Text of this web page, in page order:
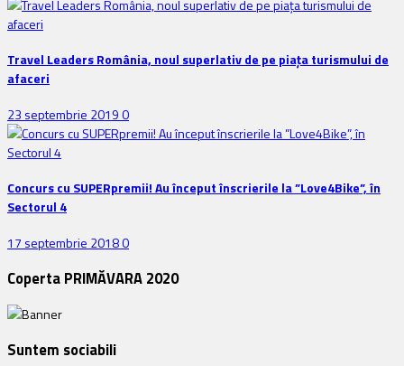
Travel Leaders România, noul superlativ de pe piața turismului de
afaceri
23 septembrie 20190
Concurs cu SUPERpremii! Au început înscrierile la ”Love4Bike”, în
Sectorul 4
17 septembrie 20180
Coperta PRIMĂVARA 2020
Suntem sociabili